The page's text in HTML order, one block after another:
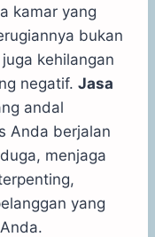
kamar yang
bukan
kehilangan
negatif. Jasa
andal
Anda berjalan
menjaga
yang